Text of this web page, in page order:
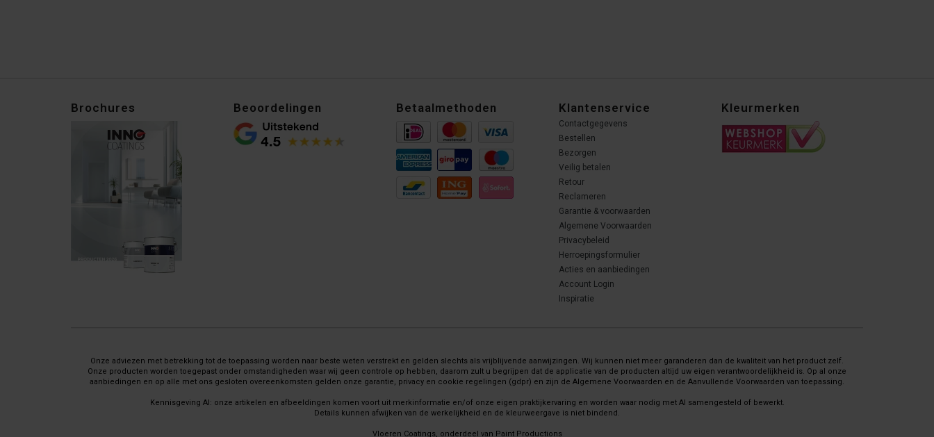
Brochures Beoordelingen Betaalmethoden Klantenservice
Contactgegevens
Bestellen
Bezorgen
Veilig betalen
Retour
Reclameren
Garantie & voorwaarden
Algemene Voorwaarden
Privacybeleid
Herroepingsformulier
Acties en aanbiedingen
Account Login
Inspiratie
Kleurmerken
Onze adviezen met betrekking tot de toepassing worden naar beste weten verstrekt en gelden slechts als vrijblijvende aanwijzingen. Wij kunnen niet meer garanderen dan de kwaliteit van het product zelf.
Onze producten worden toegepast onder omstandigheden waar wij geen controle op hebben, daarom zult u begrijpen dat de applicatie van de producten altijd uw eigen verantwoordelijkheid is. Op al onze
aanbiedingen en op alle met ons gesloten overeenkomsten gelden onze garantie, privacy en cookie regelingen (gdpr) en zijn de Algemene Voorwaarden en de Aanvullende Voorwaarden van toepassing.
Kennisgeving AI: onze artikelen en afbeeldingen komen voort uit merkinformatie en/of onze eigen praktijkervaring en worden waar nodig met AI samengesteld of bewerkt.
Details kunnen afwijken van de werkelijkheid en de kleurweergave is niet bindend.
Vloeren Coatings, onderdeel van Paint Productions